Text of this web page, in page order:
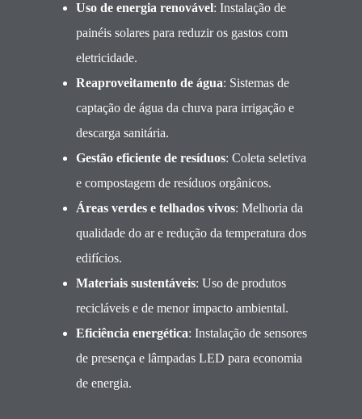
Uso de energia renovável: Instalação de
painéis solares para reduzir os gastos com
eletricidade.
Reaproveitamento de água: Sistemas de
captação de água da chuva para irrigação e
descarga sanitária.
Gestão eficiente de resíduos: Coleta seletiva
e compostagem de resíduos orgânicos.
Áreas verdes e telhados vivos: Melhoria da
qualidade do ar e redução da temperatura dos
edifícios.
Materiais sustentáveis: Uso de produtos
recicláveis e de menor impacto ambiental.
Eficiência energética: Instalação de sensores
de presença e lâmpadas LED para economia
de energia.